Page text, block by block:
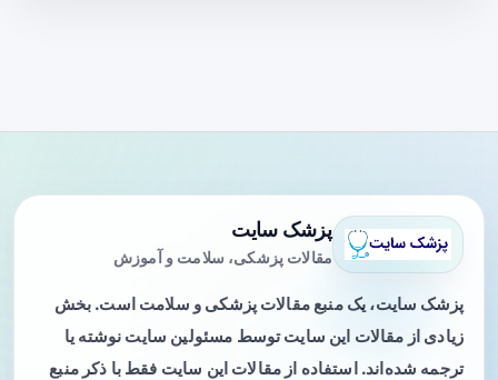
پزشک سایت
مقالات پزشکی، سلامت و آموزش
پزشک سایت، یک منبع مقالات پزشکی و سلامت است. بخش
زیادی از مقالات این سایت توسط مسئولین سایت نوشته یا
ترجمه شده‌اند. استفاده از مقالات این سایت فقط با ذکر منبع